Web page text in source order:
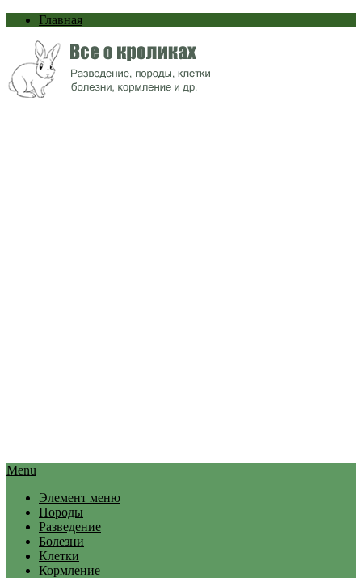
Главная
Menu
Элемент меню
Породы
Разведение
Болезни
Клетки
Кормление